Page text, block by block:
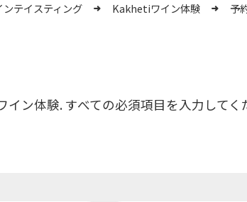
ンテイスティング Kakhetiワイン体験 予
ン体験. すべての必須項目を入力して